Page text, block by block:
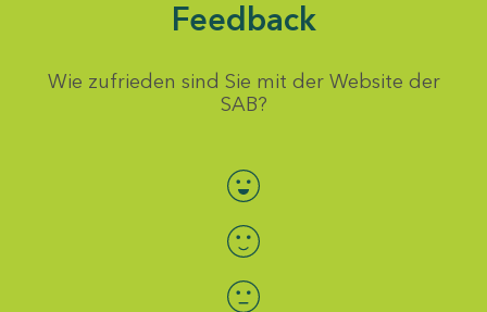
Feedback
Wie zufrieden sind Sie mit der Website der
SAB?
Bewertung auswählen